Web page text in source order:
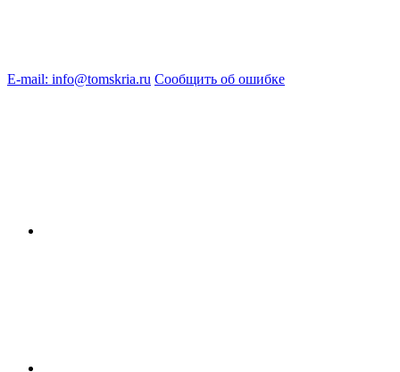
E-mail: info@tomskria.ru Сообщить об ошибке